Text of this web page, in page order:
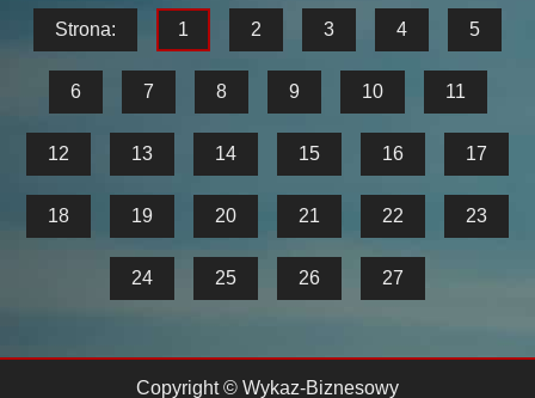
Strona: 1 2 3 4 5
6 7 8 9 10 11
12 13 14 15 16 17
18 19 20 21 22 23
24 25 26 27
Copyright © Wykaz-Biznesowy